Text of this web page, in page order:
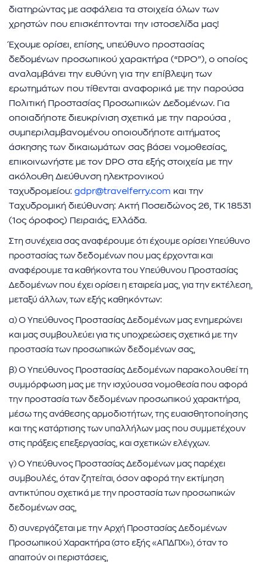
διατηρώντας με ασφάλεια τα στοιχεία όλων των
χρηστών που επισκέπτονται την ιστοσελίδα μας!
Έχουμε ορίσει, επίσης, υπεύθυνο προστασίας
δεδομένων προσωπικού χαρακτήρα (“DPO”), ο οποίος
αναλαμβάνει την ευθύνη για την επίβλεψη των
ερωτημάτων που τίθενται αναφορικά με την παρούσα
Πολιτική Προστασίας Προσωπικών Δεδομένων. Για
οποιαδήποτε διευκρίνιση σχετικά με την παρούσα ,
συμπεριλαμβανομένου οποιουδήποτε αιτήματος
άσκησης των δικαιωμάτων σας βάσει νομοθεσίας,
επικοινωνήστε με τον DPO στα εξής στοιχεία με την
ακόλουθη Διεύθυνση ηλεκτρονικού
ταχυδρομείου: gdpr@travelferry.com και την
Ταχυδρομική διεύθυνση: Ακτή Ποσειδώνος 26, ΤΚ 18531
(1ος όροφος) Πειραιάς, Ελλάδα.
Στη συνέχεια σας αναφέρουμε ότι έχουμε ορίσει Υπεύθυνο
προστασίας των δεδομένων που μας έρχονται και
αναφέρουμε τα καθήκοντα του Υπεύθυνου Προστασίας
Δεδομένων που έχει ορίσει η εταιρεία μας, για την εκτέλεση,
μεταξύ άλλων, των εξής καθηκόντων:
α) Ο Υπεύθυνος Προστασίας Δεδομένων μας ενημερώνει
και μας συμβουλεύει για τις υποχρεώσεις σχετικά με την
προστασία των προσωπικών δεδομένων σας,
β) Ο Υπεύθυνος Προστασίας Δεδομένων παρακολουθεί τη
συμμόρφωση μας με την ισχύουσα νομοθεσία που αφορά
την προστασία των δεδομένων προσωπικού χαρακτήρα,
μέσω της ανάθεσης αρμοδιοτήτων, της ευαισθητοποίησης
και της κατάρτισης των υπαλλήλων μας που συμμετέχουν
στις πράξεις επεξεργασίας, και σχετικών ελέγχων.
γ) Ο Υπεύθυνος Προστασίας Δεδομένων μας παρέχει
συμβουλές, όταν ζητείται, όσον αφορά την εκτίμηση
αντικτύπου σχετικά με την προστασία των προσωπικών
δεδομένων σας,
δ) συνεργάζεται με την Αρχή Προστασίας Δεδομένων
Προσωπικού Χαρακτήρα (στο εξής «ΑΠΔΠΧ»), όταν το
απαιτούν οι περιστάσεις,